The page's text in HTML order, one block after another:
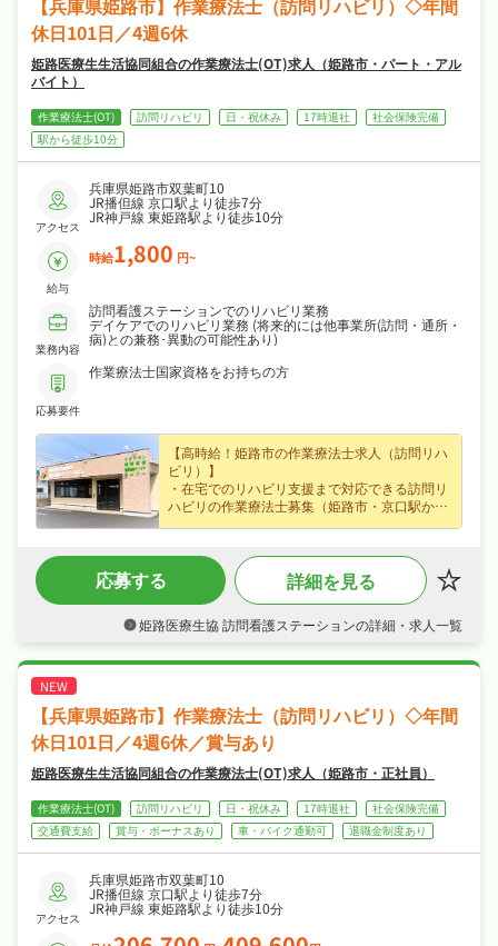
い、安心して長く働ける環境が魅力です♪
【兵庫県姫路市】作業療法士（訪問リハビリ）◇年間
休日101日／4週6休
姫路医療生生活協同組合の作業療法士(OT)求人（姫路市・パート・アル
バイト）
作業療法士(OT) 訪問リハビリ 日・祝休み 17時退社
社会保険完備
駅から徒歩10分
アクセス
兵庫県姫路市双葉町10
JR播但線 京口駅より徒歩7分
JR神戸線 東姫路駅より徒歩10分
給与
時給1,800 円~
業務内容
訪問看護ステーションでのリハビリ業務
デイケアでのリハビリ業務 (将来的には他事業所(訪問・通所・
病)との兼務･異動の可能性あり)
応募要件
作業療法士国家資格をお持ちの方
【高時給！姫路市の作業療法士求人（訪問リハ
ビリ）】
・在宅でのリハビリ支援まで対応できる訪問リ
ハビリの作業療法士募集（姫路市・京口駅から
計をしっかり支えられます！
・夏季休暇・年末年始休暇など長期休暇も取り
やすく4週6休・日曜・祝日休み・年間休日101
場です！
できる職場です！
応募する 詳細を見る
姫路医療生協 訪問看護ステーションの詳細・求人一覧
【兵庫県姫路市】作業療法士（訪問リハビリ）◇年間
休日101日／4週6休／賞与あり
姫路医療生生活協同組合の作業療法士(OT)求人（姫路市・正社員）
作業療法士(OT) 訪問リハビリ 日・祝休み 17時退社
社会保険完備
交通費支給
賞与・ボーナスあり 車・バイク通勤可 退職金制度あり
アクセス
兵庫県姫路市双葉町10
JR播但線 京口駅より徒歩7分
JR神戸線 東姫路駅より徒歩10分